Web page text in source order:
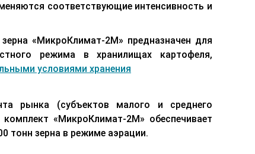
соответствующие интенсивность и
«МикроКлимат-2М» предназначен для
режима в хранилищах картофеля,
условиями хранения
рынка (субъектов малого и среднего
«МикроКлимат-2М» обеспечивает
тонн зерна в режиме аэрации.